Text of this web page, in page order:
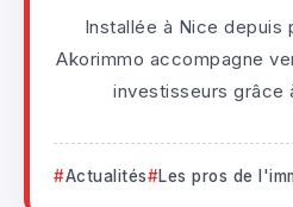
Installée à Nice depuis
Akorimmo accompagne
investisseurs grâce
Actualités Les pros de